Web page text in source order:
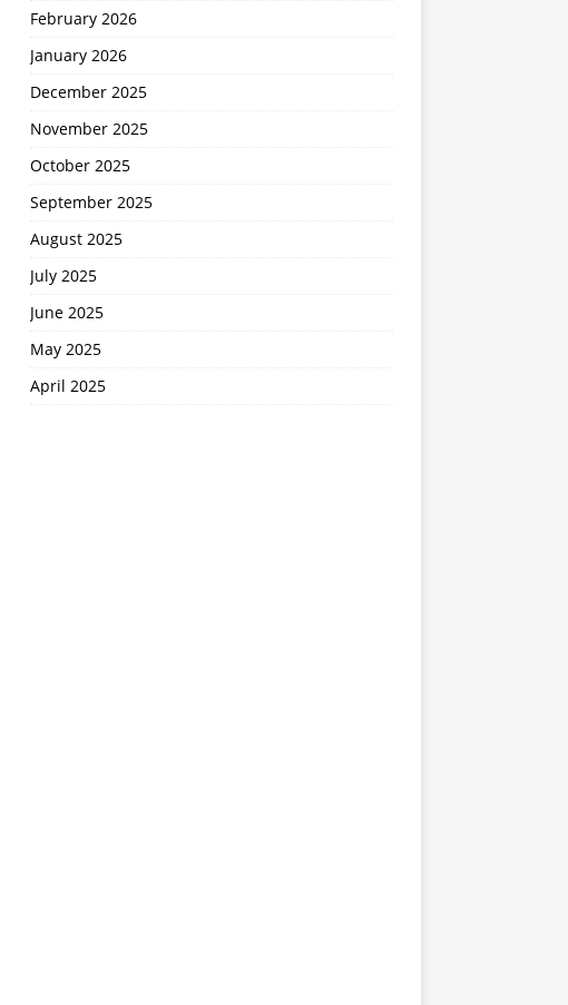
February 2026
January 2026
December 2025
November 2025
October 2025
September 2025
August 2025
July 2025
June 2025
May 2025
April 2025